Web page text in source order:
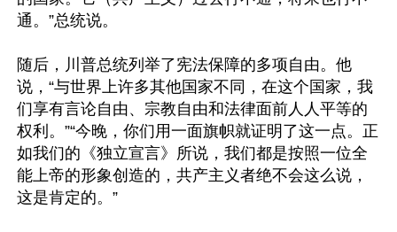
通。”总统说。
随后，川普总统列举了宪法保障的多项自由。他
说，“与世界上许多其他国家不同，在这个国家，我
们享有言论自由、宗教自由和法律面前人人平等的
权利。”“今晚，你们用一面旗帜就证明了这一点。正
如我们的《独立宣言》所说，我们都是按照一位全
能上帝的形象创造的，共产主义者绝不会这么说，
这是肯定的。”